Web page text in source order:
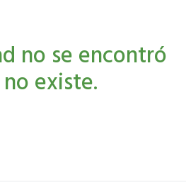
no se encontró
existe.